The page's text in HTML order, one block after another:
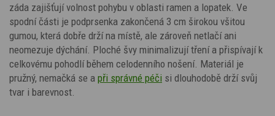
záda zajišťují volnost pohybu v oblasti ramen a lopatek. Ve
spodní části je podprsenka zakončená 3 cm širokou všitou
gumou, která dobře drží na místě, ale zároveň netlačí ani
neomezuje dýchání. Ploché švy minimalizují tření a přispívají k
celkovému pohodlí během celodenního nošení. Materiál je
pružný, nemačká se a při správné péči si dlouhodobě drží svůj
tvar i barevnost.